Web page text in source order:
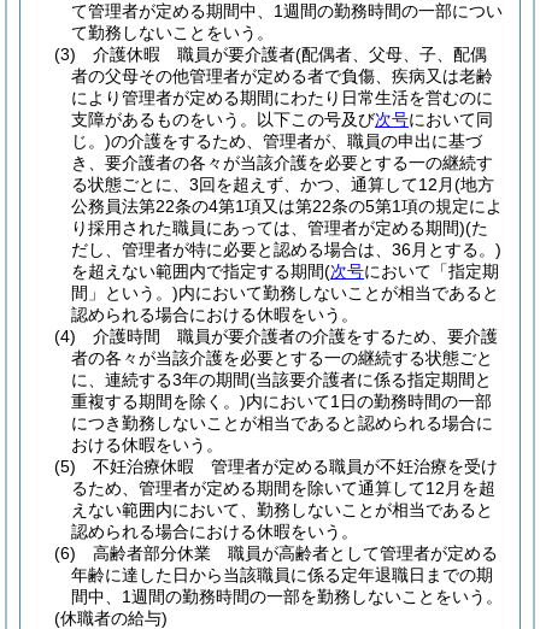
て管理者が定める期間中、1週間の勤務時間の一部につい
て勤務しないことをいう。
(3)
介護休暇 職員が要介護者(配偶者、父母、子、配偶
者の父母その他管理者が定める者で負傷、疾病又は老齢
により管理者が定める期間にわたり日常生活を営むのに
支障があるものをいう。以下この号及び次号において同
じ。)の介護をするため、管理者が、職員の申出に基づ
き、要介護者の各々が当該介護を必要とする一の継続す
る状態ごとに、3回を超えず、かつ、通算して12月(地方
公務員法第22条の4第1項又は第22条の5第1項の規定によ
り採用された職員にあっては、管理者が定める期間)(た
だし、管理者が特に必要と認める場合は、36月とする。)
を超えない範囲内で指定する期間(次号において「指定期
間」という。)内において勤務しないことが相当であると
認められる場合における休暇をいう。
(4)
介護時間 職員が要介護者の介護をするため、要介護
者の各々が当該介護を必要とする一の継続する状態ごと
に、連続する3年の期間(当該要介護者に係る指定期間と
重複する期間を除く。)内において1日の勤務時間の一部
につき勤務しないことが相当であると認められる場合に
おける休暇をいう。
(5)
不妊治療休暇 管理者が定める職員が不妊治療を受け
るため、管理者が定める期間を除いて通算して12月を超
えない範囲内において、勤務しないことが相当であると
認められる場合における休暇をいう。
(6)
高齢者部分休業 職員が高齢者として管理者が定める
年齢に達した日から当該職員に係る定年退職日までの期
間中、1週間の勤務時間の一部を勤務しないことをいう。
(休職者の給与)